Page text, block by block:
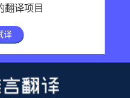
翻译项目
译